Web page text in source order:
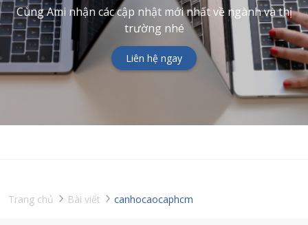
Cùng Ami nhận các cập nhật mới nhất về ngành và thị
trường nhé
Liên hệ ngay
Trang chủ Bài viết canhocaocaphcm